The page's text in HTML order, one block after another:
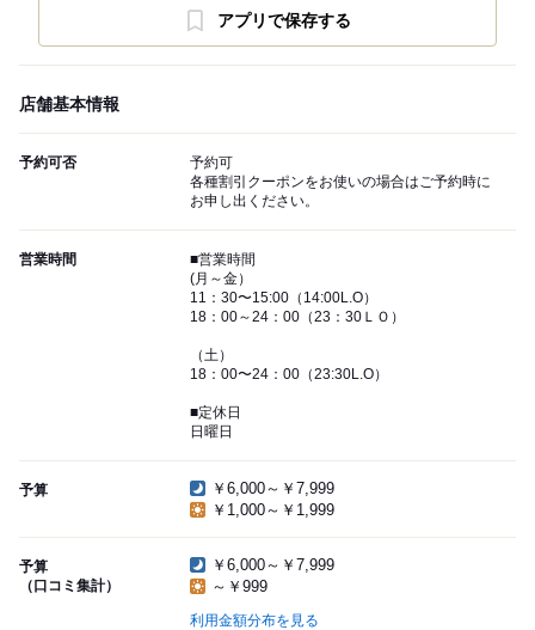
アプリで保存する
店舗基本情報
予約可否
予約可
各種割引クーポンをお使いの場合はご予約時に
お申し出ください。
営業時間
■営業時間
(月～金）
11：30〜15:00（14:00L.O）
18：00～24：00（23：30ＬＯ）
（土）
18：00〜24：00（23:30L.O）
■定休日
日曜日
予算
￥6,000～￥7,999
￥1,000～￥1,999
予算
（口コミ集計）
￥6,000～￥7,999
～￥999
利用金額分布を見る